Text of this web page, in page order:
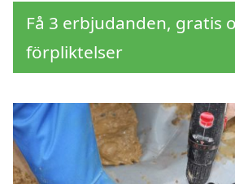
Få 3 erbjudanden, gratis
förpliktelser